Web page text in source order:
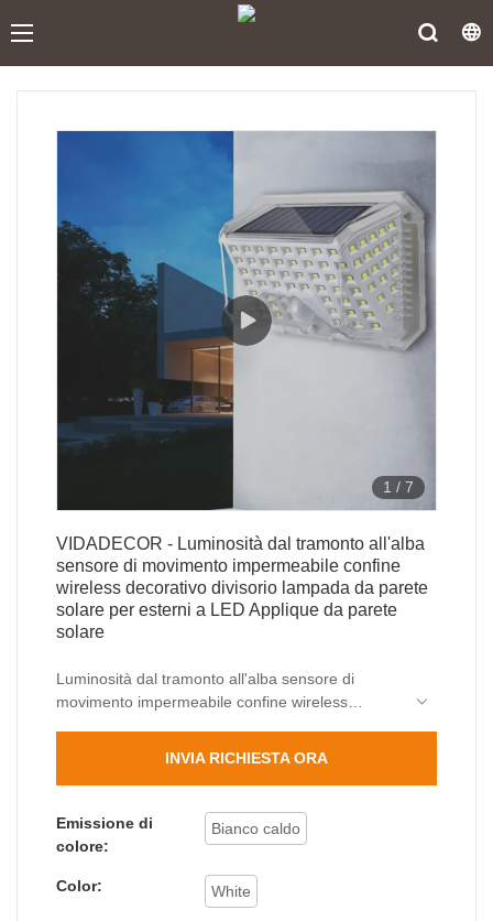
1 / 7
VIDADECOR - Luminosità dal tramonto all'alba
sensore di movimento impermeabile confine
wireless decorativo divisorio lampada da parete
solare per esterni a LED Applique da parete
solare
Luminosità dal tramonto all'alba sensore di
movimento impermeabile confine wireless
solare a led elevato volume di vendite può aiutare
aziende possano mantenere una forte
competitività per lungo tempo. Inoltre, il prodotto
rivoluzionarie. La tecnologia viene applicata per
soddisfare al meglio la domanda del mercato.
INVIA RICHIESTA ORA
Emissione di
colore:
Bianco caldo
Color: White